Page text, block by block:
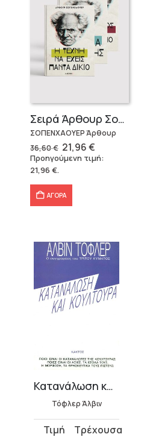
Σειρά Άρθουρ Σοπενχάουερ (3 βιβλία)
ΣΟΠΕΝΧΑΟΥΕΡ Άρθουρ
36,60€ Original
price
was:
21,96€Η
τρέχουσα
τιμή
Προηγούμενη τιμή:
21,96 €.
ΑΓΟΡΑ
Κατανάλωση και κουλτούρα
Τόφλερ Άλβιν
Original